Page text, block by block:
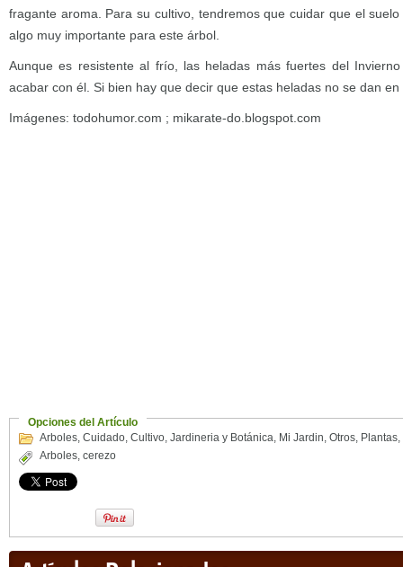
fragante aroma. Para su cultivo, tendremos que cuidar que el
algo muy importante para este árbol.
Aunque es resistente al frío, las heladas más fuertes del
acabar con él. Si bien hay que decir que estas heladas no se dan
Imágenes: todohumor.com ; mikarate-do.blogspot.com
Opciones del Artículo
Arboles, Cuidado, Cultivo, Jardineria y Botánica, Mi Jardin, Otros, Plantas,
Arboles, cerezo